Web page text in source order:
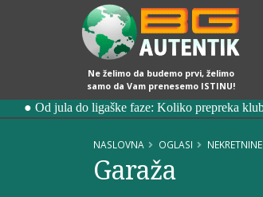
Ne želimo da budemo prvi, želimo
samo da Vam prenesemo ISTINU!
NASLOVNA OGLASI NEKRETNINE
Garaža